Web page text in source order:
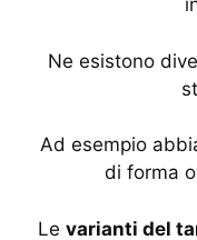
Ne esistono
Ad esempio
di forma
Le varianti del